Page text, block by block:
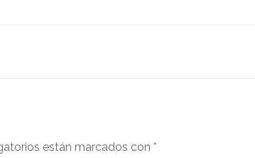
están marcados con *